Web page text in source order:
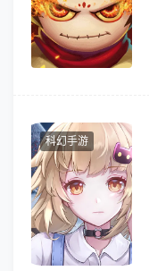
科幻手游